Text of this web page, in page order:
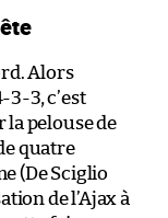
Alors
3, c’est
pelouse de
quatre
(De Sciglio
de l’Ajax à